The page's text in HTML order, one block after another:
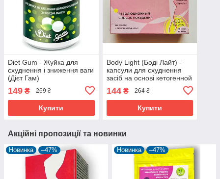
Diet Gum - Жуйка для
схуднення і зниження ваги
(Дієт Гам)
149 ₴ 269 ₴
Купити
Body Light (Боді Лайт) -
капсули для схуднення
засіб на основі кетогенной
144₴ 264 ₴
Купити
Акційні пропозиції та новинки
Новинка –47% Новинка –47%